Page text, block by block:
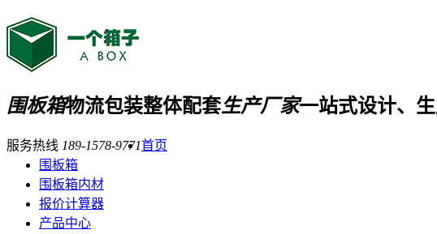
围板箱物流包装整体配套生产厂家一站式设计、
服务热线 189-1578-9771首页
围板箱
围板箱内材
报价计算器
产品中心